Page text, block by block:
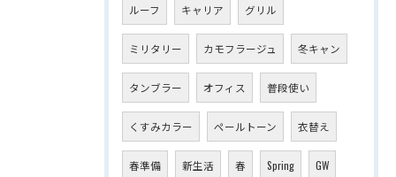
ルーフ キャリア グリル
ミリタリー カモフラージュ 冬キャン
タンブラー オフィス 普段使い
くすみカラー ペールトーン 衣替え
春準備 新生活 春 Spring GW